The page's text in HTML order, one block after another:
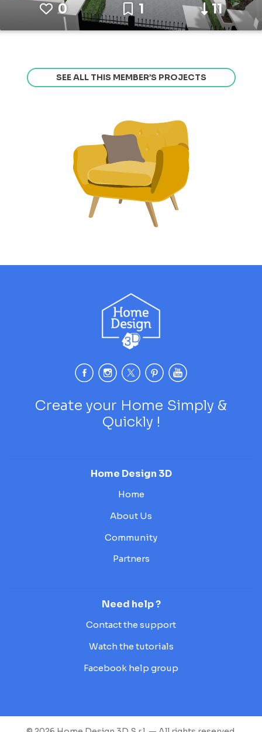
0
1 11
SEE ALL THIS MEMBER’S PROJECTS
Create your Home Simply &
Quickly !
Home Design 3D
Home
About Us
Community
Partners
Need help ?
Contact the support
Watch the tutorials
Facebook help group